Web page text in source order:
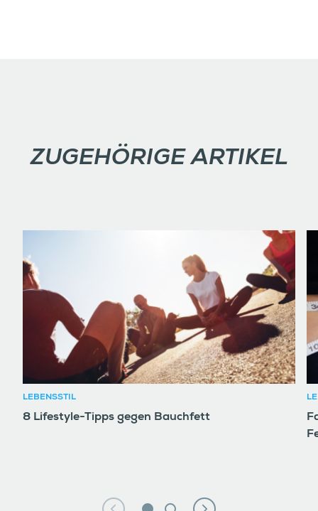
ZUGEHÖRIGE ARTIKEL
LEBENSSTIL
8 Lifestyle-Tipps gegen Bauchfett